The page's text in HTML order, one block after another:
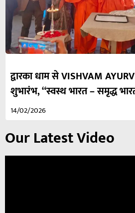
द्वारका धाम से VISHVAM
शुभारंभ, “स्वस्थ भारत – समृद्ध
14/02/2026
Our Latest Video